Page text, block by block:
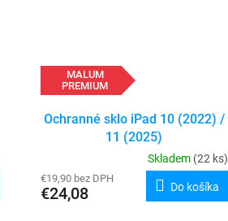
MALUM
PREMIUM
Ochranné sklo iPad 10 (2022) /
11 (2025)
Skladem (22 ks)
€19,90 bez DPH
€24,08 Do košíka